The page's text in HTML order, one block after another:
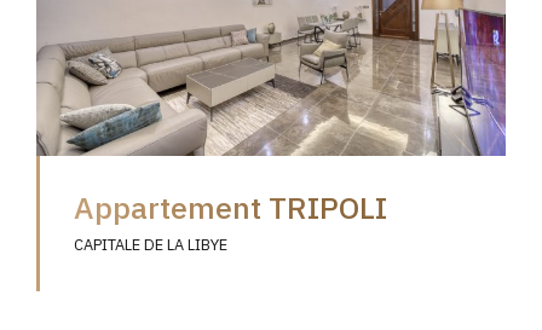
Appartement TRIPOLI
CAPITALE DE LA LIBYE